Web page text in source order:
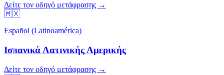
Δείτε τον οδηγό μετάφρασης →
🇲🇽
Español (Latinoamérica)
Ισπανικά Λατινικής Αμερικής
Δείτε τον οδηγό μετάφρασης →